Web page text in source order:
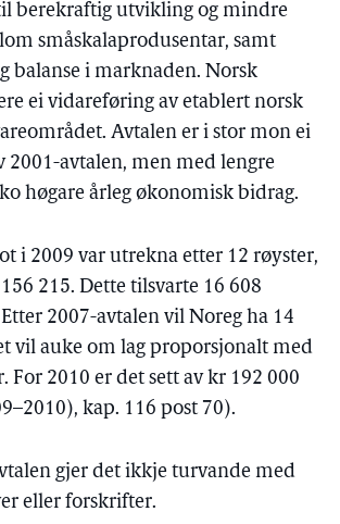
berekraftig utvikling og mindre
småskalaprodusentar, samt
balanse i marknaden. Norsk
ei vidareføring av etablert norsk
Avtalen er i stor mon ei
2001-avtalen, men med lengre
høgare årleg økonomisk bidrag.
i 2009 var utrekna etter 12 røyster,
215. Dette tilsvarte 16 608
2007-avtalen vil Noreg ha 14
vil auke om lag proporsjonalt med
For 2010 er det sett av kr 192 000
kap. 116 post 70).
gjer det ikkje turvande med
eller forskrifter.